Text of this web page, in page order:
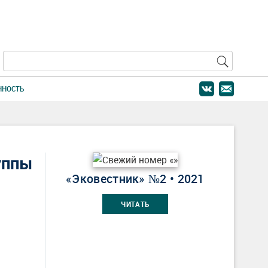
«Эковестник» №2 • 2021
ЧИТАТЬ